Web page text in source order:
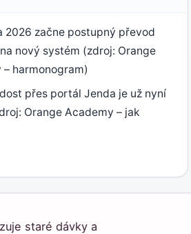
2026 začne postupný převod
nový systém (zdroj: Orange
– harmonogram)
přes portál Jenda je už nyní
Orange Academy – jak
staré dávky a